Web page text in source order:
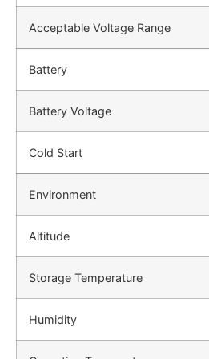
Acceptable Voltage Range
Battery
Battery Voltage
Cold Start
Environment
Altitude
Storage Temperature
Humidity